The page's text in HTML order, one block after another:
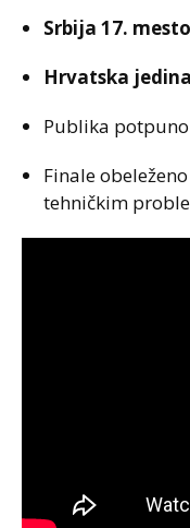
Srbija 17. mesto
Hrvatska
Publika
Finale
tehničkim